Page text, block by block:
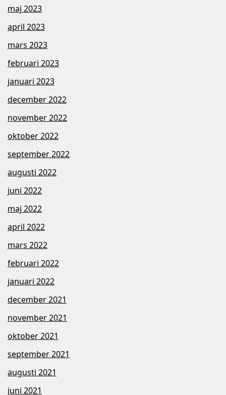
maj 2023
april 2023
mars 2023
februari 2023
januari 2023
december 2022
november 2022
oktober 2022
september 2022
augusti 2022
juni 2022
maj 2022
april 2022
mars 2022
februari 2022
januari 2022
december 2021
november 2021
oktober 2021
september 2021
augusti 2021
juni 2021